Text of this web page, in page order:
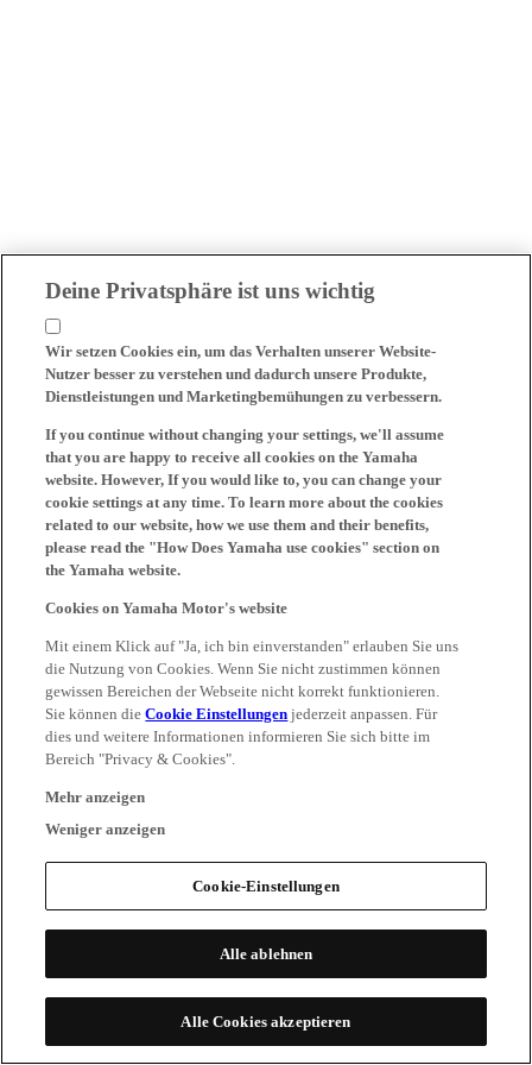
Deine Privatsphäre ist uns wichtig
Wir setzen Cookies ein, um das Verhalten unserer Website-
Nutzer besser zu verstehen und dadurch unsere Produkte,
Dienstleistungen und Marketingbemühungen zu verbessern.
If you continue without changing your settings, we'll assume
that you are happy to receive all cookies on the Yamaha
website. However, If you would like to, you can change your
cookie settings at any time. To learn more about the cookies
related to our website, how we use them and their benefits,
please read the "How Does Yamaha use cookies" section on
the Yamaha website.
Cookies on Yamaha Motor's website
Mit einem Klick auf "Ja, ich bin einverstanden" erlauben Sie uns
die Nutzung von Cookies. Wenn Sie nicht zustimmen können
gewissen Bereichen der Webseite nicht korrekt funktionieren.
Sie können dieCookie Einstellungen jederzeit anpassen. Für
dies und weitere Informationen informieren Sie sich bitte im
Bereich "Privacy & Cookies".
Mehr anzeigen
Weniger anzeigen
Cookie-Einstellungen
Alle ablehnen
Alle Cookies akzeptieren